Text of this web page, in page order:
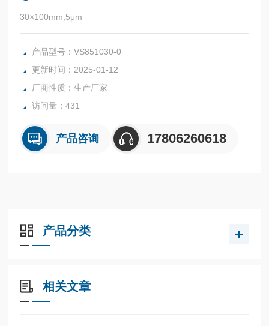
30×100mm;5μm
产品型号：VS851030-0
更新时间：2025-01-12
厂商性质：生产厂家
访问量：431
产品咨询 17806260618
产品分类
相关文章